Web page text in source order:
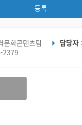
등록
문화콘텐츠팀 담당자
2379